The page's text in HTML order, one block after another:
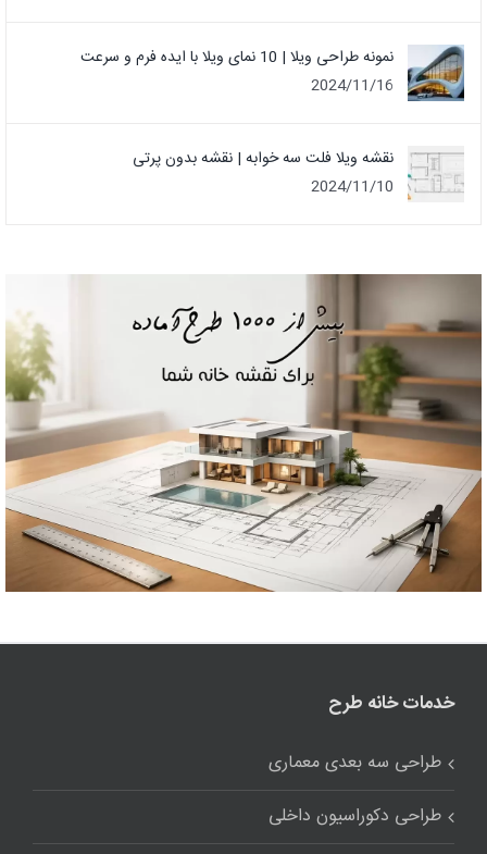
نمونه طراحی ویلا | 10 نمای ویلا با ایده فرم و سرعت
2024/11/16
نقشه ویلا فلت سه خوابه | نقشه بدون پرتی
2024/11/10
خدمات خانه طرح
طراحی سه بعدی معماری
طراحی دکوراسیون داخلی